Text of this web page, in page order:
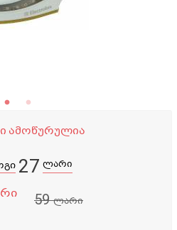
ამოწურულია
27 ლარი
59ლარი